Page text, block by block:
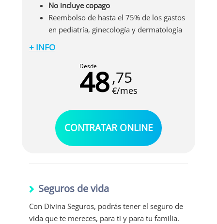
No incluye copago
Reembolso de hasta el 75% de los gastos
en pediatría, ginecología y dermatología
Con este seguro de salud, tendrás acceso a
prestaciones avanzadas como las siguientes:
Hospitalización con habitación,
domiciliaria y psiquiátrica.
Cobertura de prótesis y marcapasos
definitivo
Ecobroncoscopia para cáncer de pulmón
sospechado o confirmado, re-
Litotricia endoureteral y vesical con láser
+ INFO
Desde
48,75
€/mes
CONTRATAR ONLINE
Seguros de vida
Con Divina Seguros, podrás tener el seguro de
vida que te mereces, para ti y para tu familia.